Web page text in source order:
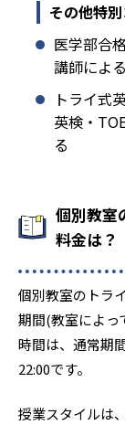
その他特
医学部合
講師によ
トライ式
英検・
る
個別教室
料金は？
個別教室のトラ
期間(教室によっ
時間は、通常期
22:00です。
授業スタイルは